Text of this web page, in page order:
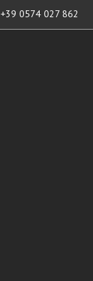
+39 0574 027 862